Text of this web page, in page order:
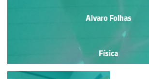
Alvaro Folhas
Física